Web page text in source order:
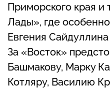
Приморского края и
Лады», где
Евгения
За «Восток»
Башмакову, Марку
Котляру, Василию